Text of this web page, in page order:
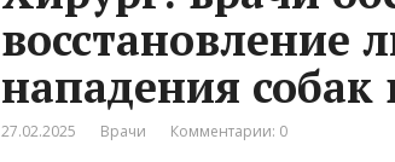
восстановление
нападения собак
27.02.2025 Врачи Комментарии: 0